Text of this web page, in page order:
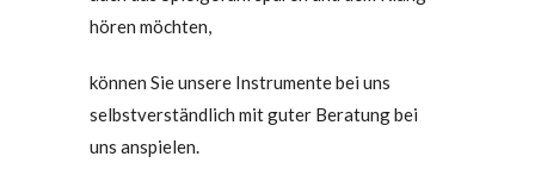
hören möchten,
können Sie unsere Instrumente bei uns
selbstverständlich mit guter Beratung bei
uns anspielen.